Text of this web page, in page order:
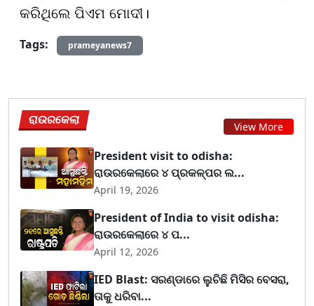
କରିଥିଲେ ପିଏମ ମୋଦୀ।
Tags:
prameyanews7
ରାଉରକେଲା View More
President visit to odisha:
ରାଉରକେଲାରେ ୪ ପ୍ରକଳ୍ପର ଲ...
April 19, 2026
President of India to visit odisha:
ରାଉରକେଲାରେ ୪ ପ...
April 12, 2026
IED Blast: ସରଣ୍ଡାରେ ଲୁଚିଛି ମିସିର ବେସରା,
ତାକୁ ଧରିବା...